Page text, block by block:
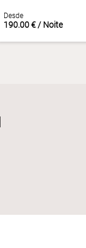
Desde
190.00 € / Noite